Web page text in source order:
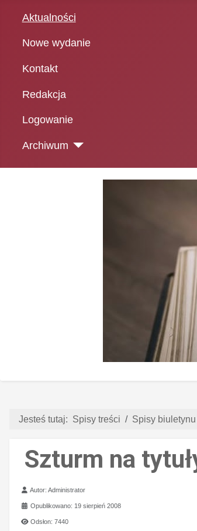
Aktualności
Nowe wydanie
Kontakt
Redakcja
Logowanie
Archiwum
Jesteś tutaj: Spisy treści Spisy biuletynu
Szturm na
Szczegóły
Autor:Administrator
Opublikowano: 19 sierpień 2008
Odsłon: 7440